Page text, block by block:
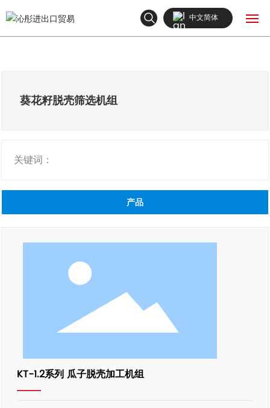
新闻中心
中文简体
葵花籽脱壳筛选机组
关键词：
产品
KT-1.2系列 瓜子脱壳加工机组